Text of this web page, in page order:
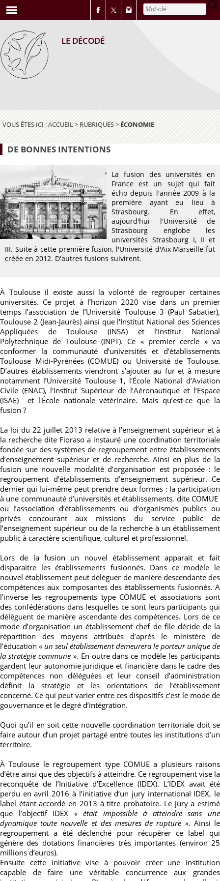
LE DÉCODÉ
VOUS ÊTES ICI :ACCUEIL>RUBRIQUES>ÉCONOMIE
DE BONNES INTENTIONS
La fusion des universités en
France est un sujet qui fait
écho depuis l'année 2009 à la
première ayant eu lieu à
Strasbourg. En effet,
aujourd'hui l'Université de
Strasbourg englobe les
universités Strasbourg I, II et
III. Suite à cette première fusion, l'Université d'Aix Marseille fut
créée en 2012. D'autres fusions suivirent.
À Toulouse il existe aussi la volonté de regrouper certaines
universités. Ce projet à l’horizon 2020 vise dans un premier
temps l’association de l’Université Toulouse 3 (Paul Sabatier),
Toulouse 2 (Jean-Jaurès) ainsi que l'Institut National des Sciences
Appliquées de Toulouse (INSA) et l’Institut National
Polytechnique de Toulouse (INPT). Ce « premier cercle » va
conformer la communauté d’universités et d’établissements
Toulouse Midi-Pyrénées (COMUE) ou Université de Toulouse.
D’autres établissements viendront s’ajouter au fur et à mesure
notamment l’Université Toulouse 1, l'École National d’Aviation
Civile (ENAC), l'Institut Supérieur de l’Aéronautique et l’Espace
(ISAE) et l'École nationale vétérinaire. Mais qu’est-ce que la
fusion ?
La loi du 22 juillet 2013 relative à l’enseignement supérieur et à
la recherche dite Fioraso a instauré une coordination territoriale
fondée sur des systèmes de regroupement entre établissements
d’enseignement supérieur et de recherche. Ainsi en plus de la
fusion une nouvelle modalité d’organisation est proposée : le
regroupement d’établissements d’enseignement supérieur. Ce
dernier qui lui-même peut prendre deux formes : la participation
à une communauté d’universités et établissements, dite COMUE
ou l’association d’établissements ou d’organismes publics ou
privés concourant aux missions du service public de
l’enseignement supérieur ou de la recherche à un établissement
public à caractère scientifique, culturel et professionnel.
Lors de la fusion un nouvel établissement apparait et fait
disparaitre les établissements fusionnés. Dans ce modèle le
nouvel établissement peut déléguer de manière descendante des
compétences aux composantes des établissements fusionnés. A
l’inverse les regroupements type COMUE et associations sont
des confédérations dans lesquelles ce sont leurs participants qui
délèguent de manière ascendante des compétences. Lors de ce
mode d’organisation un établissement chef de file décide de la
répartition des moyens attribués d’après le ministère de
l’éducation « un seul établissement demeurera le porteur unique de
la stratégie commune». En outre dans ce modèle les participants
gardent leur autonomie juridique et financière dans le cadre des
compétences non déléguées et leur conseil d’administration
définit la stratégie et les orientations de l’établissement
concerné. Ce qui peut varier entre ces dispositifs c’est le mode de
gouvernance et le degré d’intégration.
Quoi qu’il en soit cette nouvelle coordination territoriale doit se
faire autour d’un projet partagé entre toutes les institutions d’un
territoire.
À Toulouse le regroupement type COMUE a plusieurs raisons
d’être ainsi que des objectifs à atteindre. Ce regroupement vise la
reconquête de l’Initiative d’Excellence (IDEX). L’IDEX avait été
perdu en avril 2016 à l’initiative d’un jury international IDEX, le
label étant accordé en 2013 à titre probatoire. Le jury a estimé
que l’objectif IDEX « était impossible à atteindre sans une
dynamique toute nouvelle et des mesures de rupture ». Ainsi le
regroupement a été déclenché pour récupérer ce label qui
génère des dotations financières très importantes (environ 25
millions d’euros).
Ensuite cette initiative vise à pouvoir créer une institution
capable de faire une véritable concurrence aux grandes